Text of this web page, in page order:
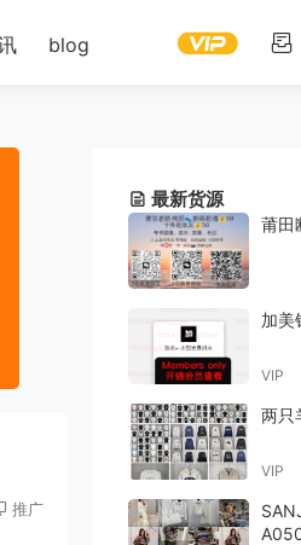
blog
推广
最新货源
莆田
加美
VIP
两只
VIP